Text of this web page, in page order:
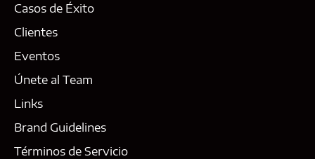
Casos de Éxito
Clientes
Eventos
Únete al Team
Links
Brand Guidelines
Términos de Servicio